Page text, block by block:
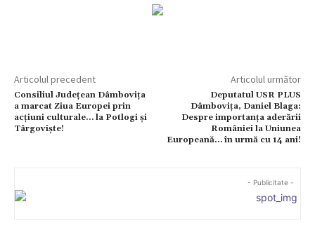
Articolul precedent
Consiliul Județean Dâmbovița
a marcat Ziua Europei prin
acțiuni culturale… la Potlogi și
Târgoviște!
Articolul următor
Deputatul USR PLUS
Dâmbovița, Daniel Blaga:
Despre importanța aderării
României la Uniunea
Europeană… în urmă cu 14 ani!
- Publicitate -